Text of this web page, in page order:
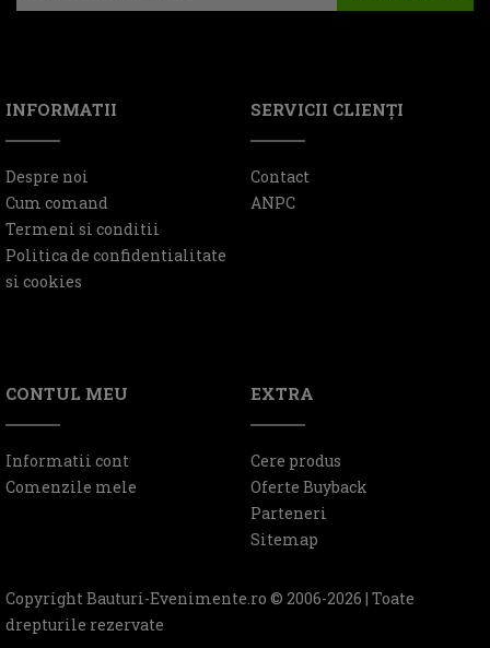
INFORMATII
Despre noi
Cum comand
Termeni si conditii
Politica de confidentialitate
si cookies
SERVICII CLIENŢI
Contact
ANPC
CONTUL MEU
Informatii cont
Comenzile mele
EXTRA
Cere produs
Oferte Buyback
Parteneri
Sitemap
Copyright Bauturi-Evenimente.ro © 2006-2026 | Toate
drepturile rezervate